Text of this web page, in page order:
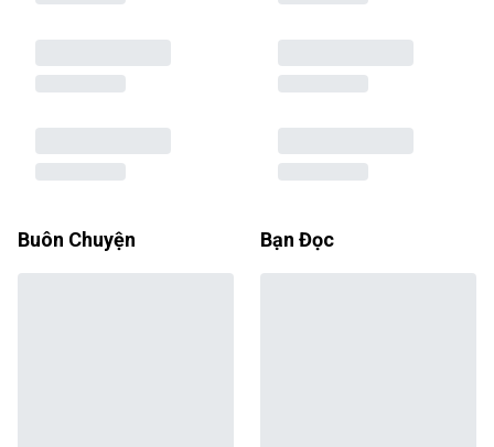
Buôn Chuyện Bạn Đọc